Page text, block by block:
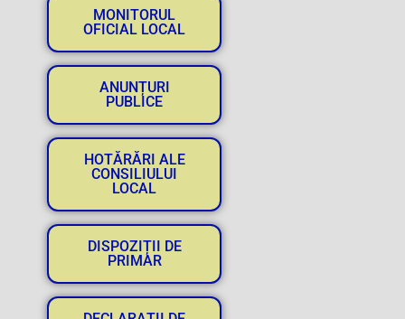
MONITORUL
OFICIAL LOCAL
ANUNȚURI
PUBLICE
HOTĂRĂRI ALE
CONSILIULUI
LOCAL
DISPOZIȚII DE
PRIMAR